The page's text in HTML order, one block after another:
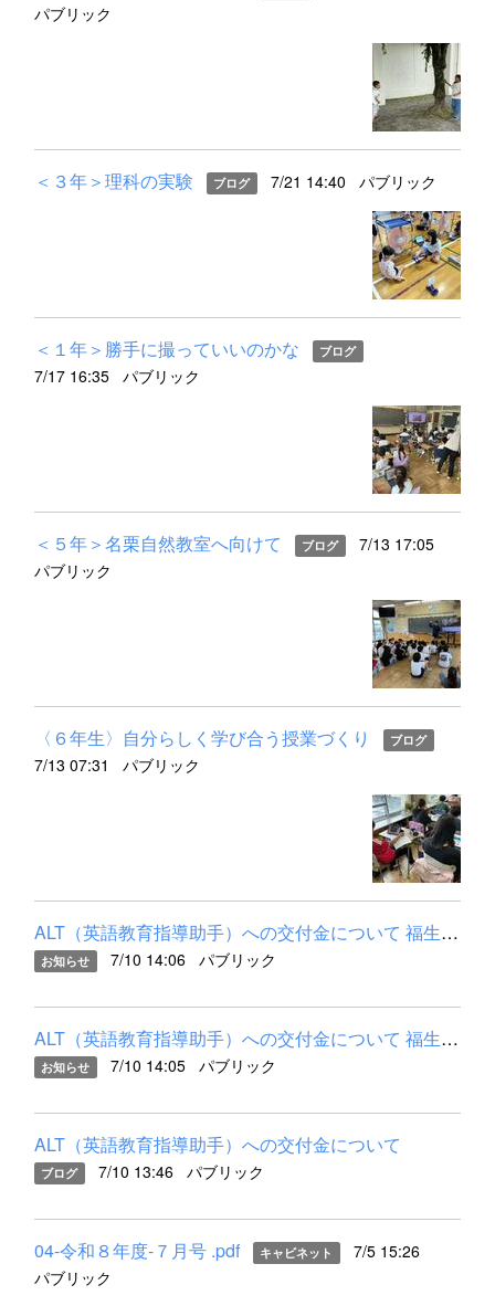
パブリック
＜３年＞理科の実験 ブログ 7/21 14:40 パブリック
＜１年＞勝手に撮っていいのかな ブログ
7/17 16:35 パブリック
＜５年＞名栗自然教室へ向けて ブログ
7/13 17:05
パブリック
〈６年生〉自分らしく学び合う授業づくり ブログ
7/13 07:31 パブリック
ALT（英語教育指導助手）への交付金について 福生市のALT（英語教...
お知らせ 7/10 14:06 パブリック
ALT（英語教育指導助手）への交付金について 福生市のALT（英語教...
お知らせ 7/10 14:05 パブリック
ALT（英語教育指導助手）への交付金について
ブログ 7/10 13:46 パブリック
04-令和８年度-７月号 .pdf キャビネット
7/5 15:26
パブリック